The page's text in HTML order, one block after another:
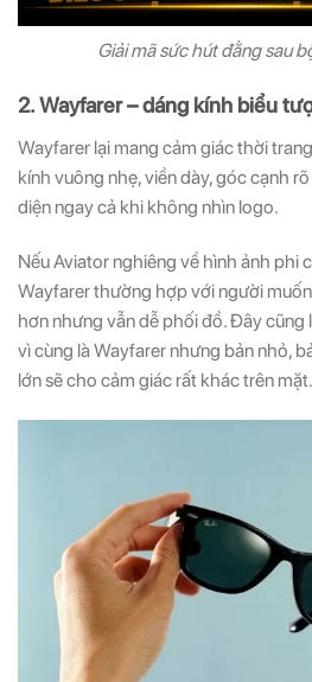
Giải mã sức hút đằng sau
2. Wayfarer – dáng kính biểu
Wayfarer lại mang cảm giác thời
kính vuông nhẹ, viền dày, góc cạnh
diện ngay cả khi không nhìn logo.
Nếu Aviator nghiêng về hình ảnh phi
Wayfarer thường hợp với người
hơn nhưng vẫn dễ phối đồ. Đây cũng
vì cùng là Wayfarer nhưng bản nhỏ,
lớn sẽ cho cảm giác rất khác trên mặt.